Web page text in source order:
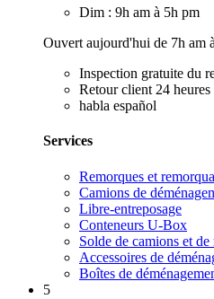
Dim : 9h am à 5h pm
Ouvert aujourd'hui de 7h am
Inspection gratuite du
Retour client 24 heures
habla español
Services
Remorques et
Camions de
Libre-entreposage
Conteneurs U-Box
Solde de camions et de
Accessoires de
Boîtes de
5